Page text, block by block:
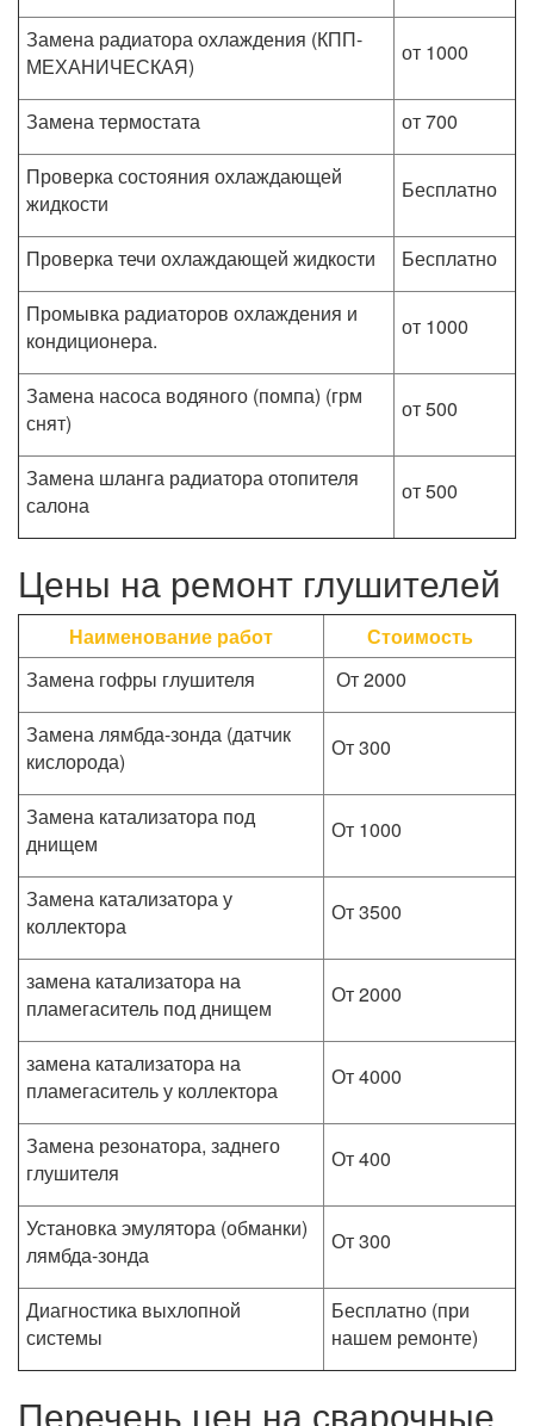
Замена радиатора охлаждения (КПП-
МЕХАНИЧЕСКАЯ)
от 1000
Замена термостата
от 700
Проверка состояния охлаждающей
жидкости
Бесплатно
Проверка течи охлаждающей жидкости
Бесплатно
Промывка радиаторов охлаждения и
кондиционера.
от 1000
Замена насоса водяного (помпа) (грм
снят)
от 500
Замена шланга радиатора отопителя
салона
от 500
Цены на ремонт глушителей
Наименование работ
Стоимость
Замена гофры глушителя
От 2000
Замена лямбда-зонда (датчик
кислорода)
От 300
Замена катализатора под
днищем
От 1000
Замена катализатора у
коллектора
От 3500
замена катализатора на
пламегаситель под днищем
От 2000
замена катализатора на
пламегаситель у коллектора
От 4000
Замена резонатора, заднего
глушителя
От 400
Установка эмулятора (обманки)
лямбда-зонда
От 300
Диагностика выхлопной
системы
Бесплатно (при
нашем ремонте)
Перечень цен на сварочные